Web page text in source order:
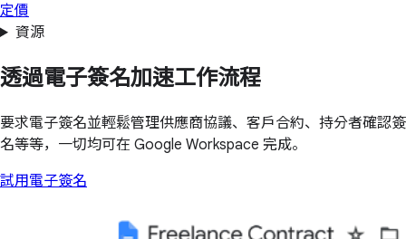
定價
資源
透過電子簽名加速工作流程
要求電子簽名並輕鬆管理供應商協議、客戶合約、持分者確認簽
名等等，一切均可在 Google Workspace 完成。
試用電子簽名